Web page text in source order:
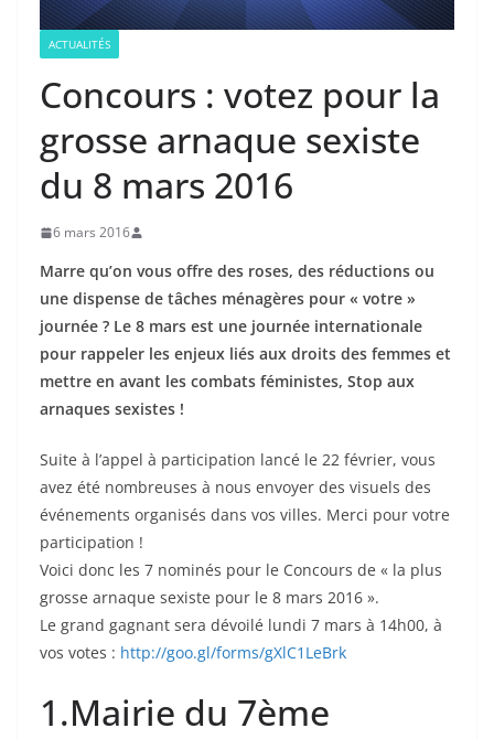
ACTUALITÉS
Concours : votez pour la
grosse arnaque sexiste
du 8 mars 2016
6 mars 2016
Marre qu’on vous offre des roses, des réductions ou
une dispense de tâches ménagères pour « votre »
journée ? Le 8 mars est une journée internationale
pour rappeler les enjeux liés aux droits des femmes et
mettre en avant les combats féministes, Stop aux
arnaques sexistes !
Suite à l’appel à participation lancé le 22 février, vous
avez été nombreuses à nous envoyer des visuels des
événements organisés dans vos villes. Merci pour votre
participation !
Voici donc les 7 nominés pour le Concours de « la plus
grosse arnaque sexiste pour le 8 mars 2016 ».
Le grand gagnant sera dévoilé lundi 7 mars à 14h00, à
vos votes : http://goo.gl/forms/gXlC1LeBrk
1.Mairie du 7ème